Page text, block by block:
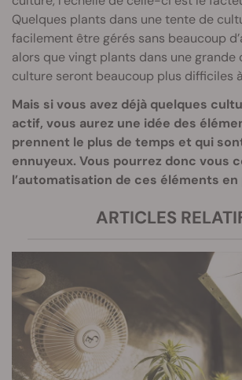
Quelques plants dans une tente de
facilement être gérés sans beaucoup
alors que vingt plants dans une grande
culture seront beaucoup plus difficiles
Mais si vous avez déjà quelques
actif, vous aurez une idée des
prennent le plus de temps et qui
ennuyeux. Vous pourrez donc vous
l’automatisation de ces éléments
ARTICLES